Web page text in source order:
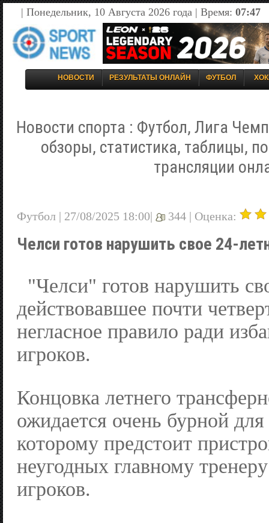
| Понедельник, 10 Августа 2026 года | Время: 07:47
НОВОСТИ РЕЗУЛЬТАТЫ ОНЛАЙН ФУТБОЛ
Новости спорта : Футбол, Лига
обзоры, статистика, таблицы,
трансляции
Футбол | 27/08/2025 18:00| 344 | Оценка:
Челси готов нарушить свое 24-
"Челси" готов нарушить
действовавшее почти
негласное правило ради
игроков.
Концовка летнего
ожидается очень бурной
которому предстоит
неугодных главному
игроков.